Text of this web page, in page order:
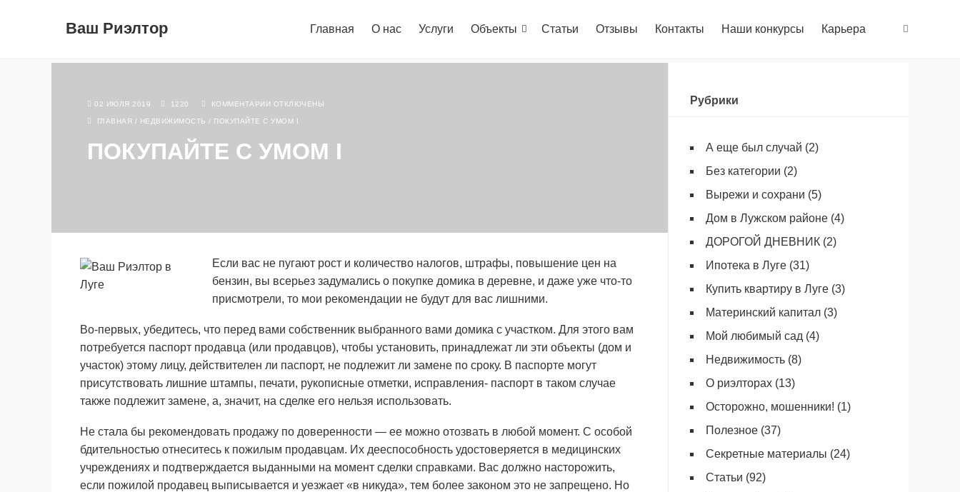
Ваш Риэлтор Главная О нас Услуги Объекты Статьи Отзывы Контакты Наши конкурсы Карьера
02 ИЮЛЯ 2019 1220 КОММЕНТАРИИ ОТКЛЮЧЕНЫ
ГЛАВНАЯ / НЕДВИЖИМОСТЬ / ПОКУПАЙТЕ С УМОМ I
ПОКУПАЙТЕ С УМОМ I
Если вас не пугают рост и количество налогов, штрафы, повышение цен на
бензин, вы всерьез задумались о покупке домика в деревне, и даже уже что-то
присмотрели, то мои рекомендации не будут для вас лишними.
Во-первых, убедитесь, что перед вами собственник выбранного вами домика с участком. Для этого вам
потребуется паспорт продавца (или продавцов), чтобы установить, принадлежат ли эти объекты (дом и
участок) этому лицу, действителен ли паспорт, не подлежит ли замене по сроку. В паспорте могут
присутствовать лишние штампы, печати, рукописные отметки, исправления- паспорт в таком случае
также подлежит замене, а, значит, на сделке его нельзя использовать.
Не стала бы рекомендовать продажу по доверенности — ее можно отозвать в любой момент. С особой
бдительностью отнеситесь к пожилым продавцам. Их дееспособность удостоверяется в медицинских
учреждениях и подтверждается выданными на момент сделки справками. Вас должно насторожить,
если пожилой продавец выписывается и уезжает «в никуда», тем более законом это не запрещено. Но
Рубрики
А еще был случай (2)
Без категории (2)
Вырежи и сохрани (5)
Дом в Лужском районе (4)
ДОРОГОЙ ДНЕВНИК (2)
Ипотека в Луге (31)
Купить квартиру в Луге (3)
Материнский капитал (3)
Мой любимый сад (4)
Недвижимость (8)
О риэлторах (13)
Осторожно, мошенники! (1)
Полезное (37)
Секретные материалы (24)
Статьи (92)